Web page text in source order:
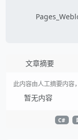
文章摘要
此内容由人工摘要内容
暂无内容
C#